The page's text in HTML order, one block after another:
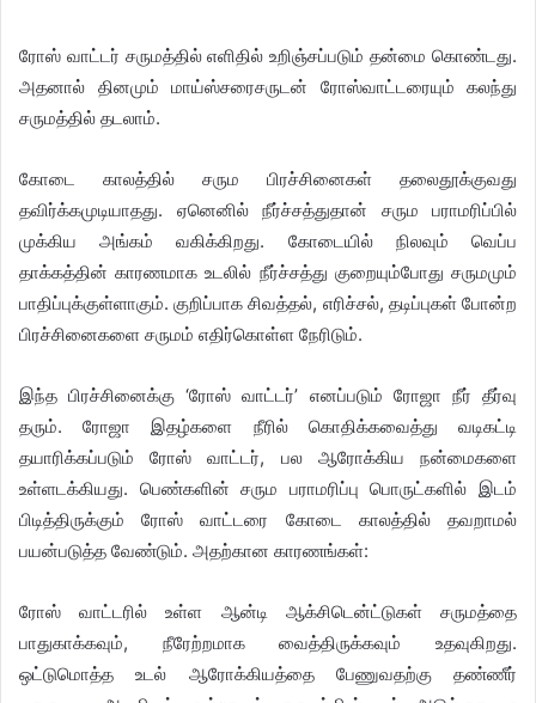
ரோஸ் வாட்டர் சருமத்தில் எளிதில் உறிஞ்சப்படும் தன்மை கொண்டது.
அதனால் தினமும் மாய்ஸ்சரைசருடன் ரோஸ்வாட்டரையும் கலந்து
சருமத்தில் தடலாம்.
கோடை காலத்தில் சரும பிரச்சினைகள் தலைதூக்குவது
தவிர்க்கமுடியாதது. ஏனெனில் நீர்ச்சத்துதான் சரும பராமரிப்பில்
முக்கிய அங்கம் வகிக்கிறது. கோடையில் நிலவும் வெப்ப
தாக்கத்தின் காரணமாக உடலில் நீர்ச்சத்து குறையும்போது சருமமும்
பாதிப்புக்குள்ளாகும். குறிப்பாக சிவத்தல், எரிச்சல், தடிப்புகள் போன்ற
பிரச்சினைகளை சருமம் எதிர்கொள்ள நேரிடும்.
இந்த பிரச்சினைக்கு ‘ரோஸ் வாட்டர்’ எனப்படும் ரோஜா நீர் தீர்வு
தரும். ரோஜா இதழ்களை நீரில் கொதிக்கவைத்து வடிகட்டி
தயாரிக்கப்படும் ரோஸ் வாட்டர், பல ஆரோக்கிய நன்மைகளை
உள்ளடக்கியது. பெண்களின் சரும பராமரிப்பு பொருட்களில் இடம்
பிடித்திருக்கும் ரோஸ் வாட்டரை கோடை காலத்தில் தவறாமல்
பயன்படுத்த வேண்டும். அதற்கான காரணங்கள்:
ரோஸ் வாட்டரில் உள்ள ஆன்டி ஆக்சிடென்ட்டுகள் சருமத்தை
பாதுகாக்கவும், நீரேற்றமாக வைத்திருக்கவும் உதவுகிறது.
ஒட்டுமொத்த உடல் ஆரோக்கியத்தை பேணுவதற்கு தண்ணீர்